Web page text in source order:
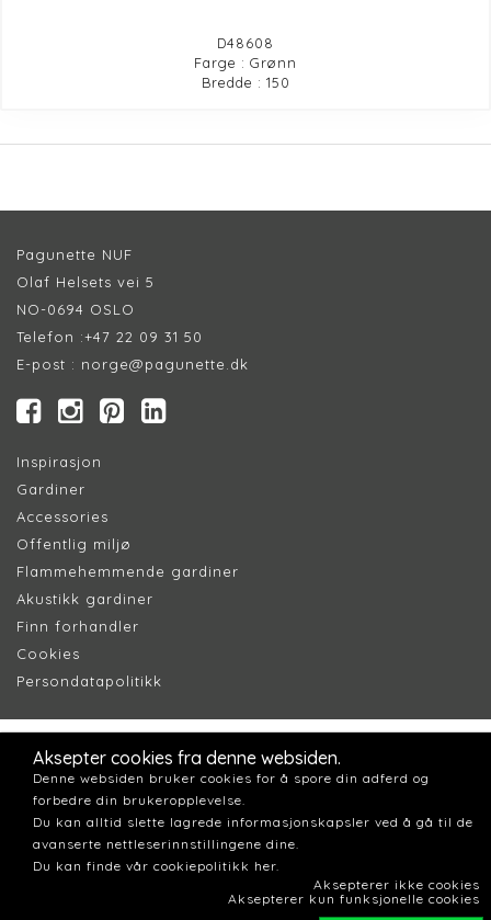
D48608
Farge : Grønn
Bredde : 150
Pagunette NUF
Olaf Helsets vei 5
NO-0694 OSLO
Telefon :+47 22 09 31 50
E-post : norge@pagunette.dk
Inspirasjon
Gardiner
Accessories
Offentlig miljø
Flammehemmende gardiner
Akustikk gardiner
Finn forhandler
Cookies
Persondatapolitikk
Aksepter cookies fra denne websiden.
Denne websiden bruker cookies for å spore din adferd og
forbedre din brukeropplevelse.
Du kan alltid slette lagrede informasjonskapsler ved å gå til de
avanserte nettleserinnstillingene dine.
Du kan finde vår cookiepolitikk her.
Aksepterer ikke cookies
Aksepterer kun funksjonelle cookies